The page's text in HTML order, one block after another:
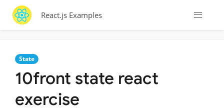
React.js Examples
State
10front state react
exercise